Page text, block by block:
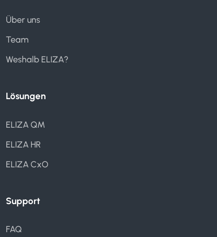
Wiedervorlage
Absenzenmanagement
Zeiterfassung
Über uns
Team
Weshalb ELIZA?
Lösungen
ELIZA QM
ELIZA HR
ELIZA CxO
Support
FAQ